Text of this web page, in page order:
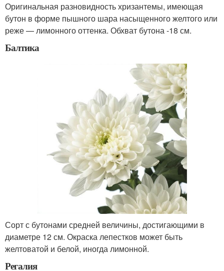
Оригинальная разновидность хризантемы, имеющая
бутон в форме пышного шара насыщенного желтого или
реже — лимонного оттенка. Обхват бутона -18 см.
Балтика
Сорт с бутонами средней величины, достигающими в
диаметре 12 см. Окраска лепестков может быть
желтоватой и белой, иногда лимонной.
Регалия